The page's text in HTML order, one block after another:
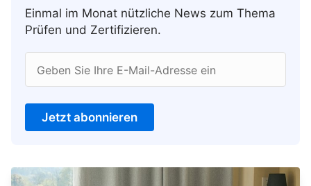
Einmal im Monat nützliche News zum Thema
Prüfen und Zertifizieren.
Geben Sie Ihre E-Mail-Adresse ein
Jetzt abonnieren